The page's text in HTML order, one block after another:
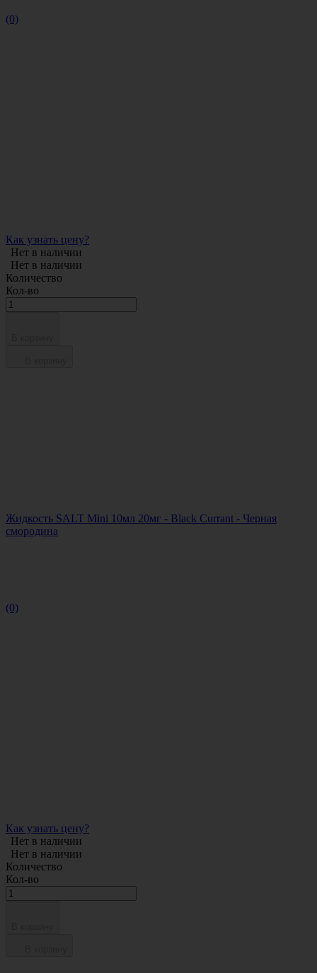
(0)
Как узнать цену?
Нет в наличии
Нет в наличии
Количество
Кол-во
Жидкость SALT Mini 10мл 20мг - Black Currant - Черная
смородина
(0)
Как узнать цену?
Нет в наличии
Нет в наличии
Количество
Кол-во